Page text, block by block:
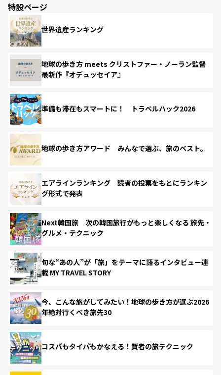
特設ページ
世界遺産ランキング
地球の歩き方 meets クリストファー・ノーラン監督
最新作『オデュッセイア』
準備も滞在もスマートに！ トラベルハック2026
地球の歩き方アワード みんなで選ぶ、旅のベスト。
エアラインランキング 読者の投票をもとにランキン
グ形式で発表
Next韓国旅 次の韓国旅行がもっと楽しくなる 旅先・
グルメ・テクニック
旬な“あの人”が「旅」をテーマに語るインタビュー連
載 MY TRAVEL STORY
今、こんな旅がしてみたい！地球の歩き方が選ぶ2026
年絶対行くべき旅先30
コスパもタイパもかなえる！賢者の旅テクニック